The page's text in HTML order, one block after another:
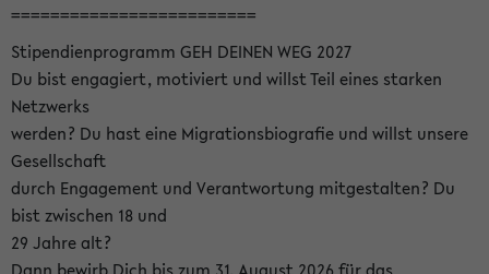
=========================
Stipendienprogramm GEH DEINEN WEG 2027
Du bist engagiert, motiviert und willst Teil eines starken
Netzwerks
werden? Du hast eine Migrationsbiografie und willst unsere
Gesellschaft
durch Engagement und Verantwortung mitgestalten? Du
bist zwischen 18 und
29 Jahre alt?